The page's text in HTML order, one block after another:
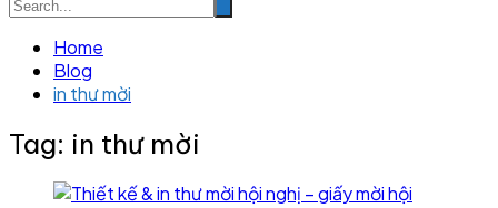
Home
Blog
in thư mời
Tag: in thư mời